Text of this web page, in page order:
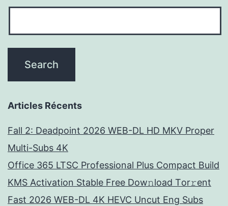
Articles Récents
Fall 2: Deadpoint 2026 WEB-DL HD MKV Proper
Multi-Subs 4K
Office 365 LTSC Professional Plus Compact Build
KMS Activation Stable Frее Dow𝚗load Tоr𝚛ent
Fast 2026 WEB-DL 4K HEVC Uncut Eng Subs